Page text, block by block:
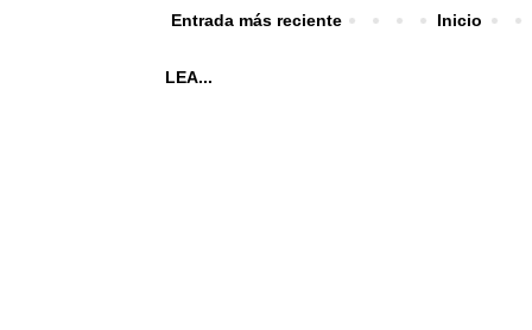
Entrada más reciente Inicio
LEA...